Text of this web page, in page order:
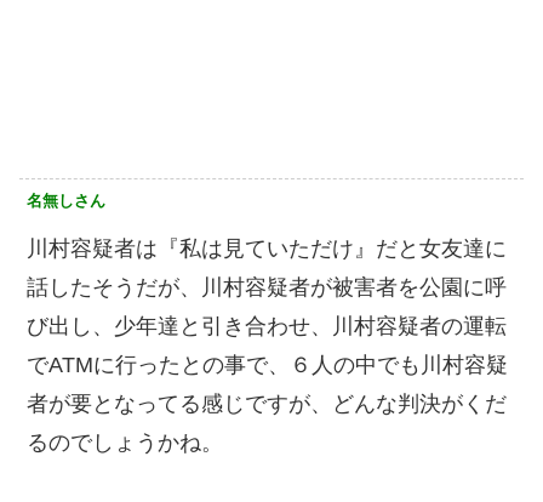
名無しさん
川村容疑者は『私は見ていただけ』だと女友達に
話したそうだが、川村容疑者が被害者を公園に呼
び出し、少年達と引き合わせ、川村容疑者の運転
でATMに行ったとの事で、６人の中でも川村容疑
者が要となってる感じですが、どんな判決がくだ
るのでしょうかね。